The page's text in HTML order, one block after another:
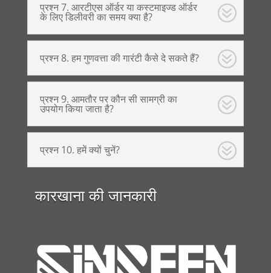
प्रश्न 7. आरटीएस ऑर्डर या कस्टमाइज्ड ऑर्डर
के लिए डिलीवरी का समय क्या है?
प्रश्न 8. हम गुणवत्ता की गारंटी कैसे दे सकते हैं?
प्रश्न 9. आमतौर पर कौन सी सामग्री का
उपयोग किया जाता है?
प्रश्न 10. हमें क्यों चुनें?
कारखाना की जानकारी